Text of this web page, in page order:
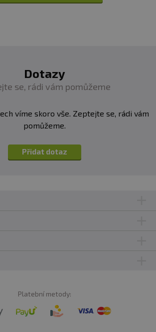
Dotazy
se, rádi vám pomůžeme
víme skoro vše. Zeptejte se, rádi vám
pomůžeme.
Přidat dotaz
Platební metody: